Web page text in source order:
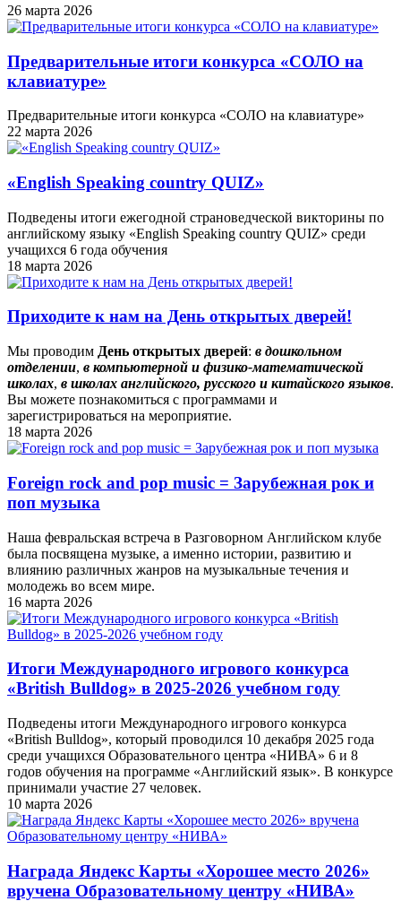
26 марта 2026
Предварительные итоги конкурса «СОЛО на
клавиатуре»
Предварительные итоги конкурса «СОЛО на клавиатуре»
22 марта 2026
«English Speaking country QUIZ»
Подведены итоги ежегодной страноведческой викторины по
английскому языку «English Speaking country QUIZ» среди
учащихся 6 года обучения
18 марта 2026
Приходите к нам на День открытых дверей!
Мы проводим День открытых дверей: в дошкольном
отделении, в компьютерной и физико-математической
школах, в школах английского, русского и китайского языков.
Вы можете познакомиться с программами и
зарегистрироваться на мероприятие.
18 марта 2026
Foreign rock and pop music = Зарубежная рок и
поп музыка
Наша февральская встреча в Разговорном Английском клубе
была посвящена музыке, а именно истории, развитию и
влиянию различных жанров на музыкальные течения и
молодежь во всем мире.
16 марта 2026
Итоги Международного игрового конкурса
«British Bulldog» в 2025-2026 учебном году
Подведены итоги Международного игрового конкурса
«British Bulldog», который проводился 10 декабря 2025 года
среди учащихся Образовательного центра «НИВА» 6 и 8
годов обучения на программе «Английский язык». В конкурсе
принимали участие 27 человек.
10 марта 2026
Награда Яндекс Карты «Хорошее место 2026»
вручена Образовательному центру «НИВА»